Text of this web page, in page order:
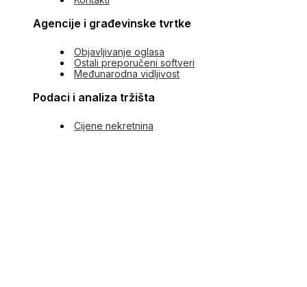
Agencije i građevinske tvrtke
Objavljivanje oglasa
Ostali preporučeni softveri
Međunarodna vidljivost
Podaci i analiza tržišta
Cijene nekretnina